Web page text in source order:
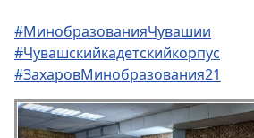
#МинобразованияЧувашии
#Чувашскийкадетскийкорпус
#ЗахаровМинобразования21